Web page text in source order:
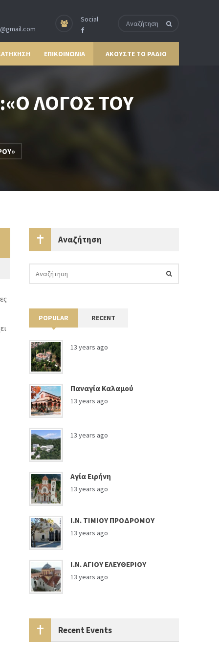
Social
ΕΠΙΚΟΙΝΩΝΙΑ ΑΚΟΥΣΤΕ ΤΟ ΡΑΔΙΟ
ΛΟΓΟΣ ΤΟΥ
Αναζήτηση
POPULAR RECENT
13 years ago
Παναγία Καλαμού
13 years ago
13 years ago
Αγία Ειρήνη
13 years ago
Ι.Ν. ΤΙΜΙΟΥ ΠΡΟΔΡΟΜΟΥ
13 years ago
Ι.Ν. ΑΓΙΟΥ ΕΛΕΥΘΕΡΙΟΥ
13 years ago
Recent Events